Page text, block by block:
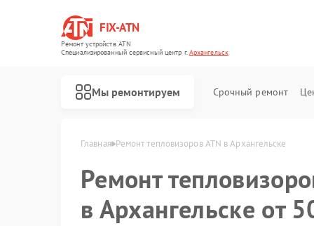
FIX-ATN
Ремонт устройств ATN
Специализированный cервисный центр г.Архангельск
Мы ремонтируем Срочный ремонт
Главная Ремонт тепловизоров ATN в Архангельске
Ремонт
в Архангельске от